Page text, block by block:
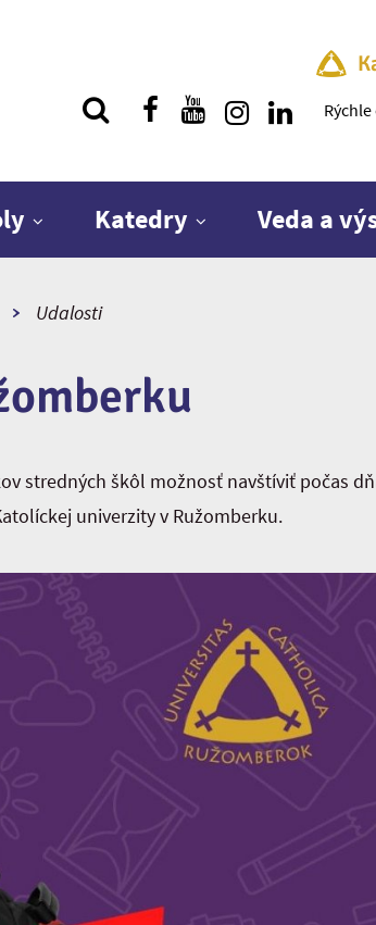
Katedry Veda a
Udalosti
stredných škôl možnosť navštíviť počas
univerzity v Ružomberku.